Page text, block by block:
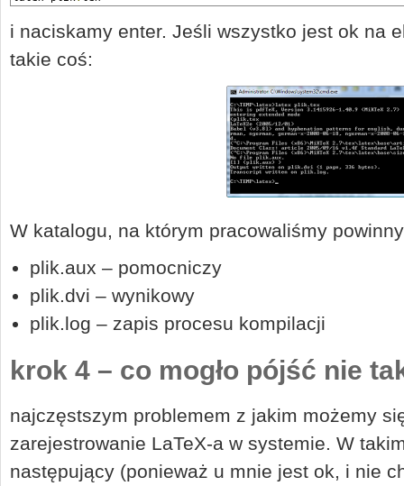
i naciskamy enter. Jeśli wszystko jest ok na
takie coś:
W katalogu, na którym pracowaliśmy
plik.aux – pomocniczy
plik.dvi – wynikowy
plik.log – zapis procesu kompilacji
krok 4 – co mogło pójść nie
najczęstszym problemem z jakim możemy
zarejestrowanie LaTeX-a w systemie. W
następujący (ponieważ u mnie jest ok, i nie